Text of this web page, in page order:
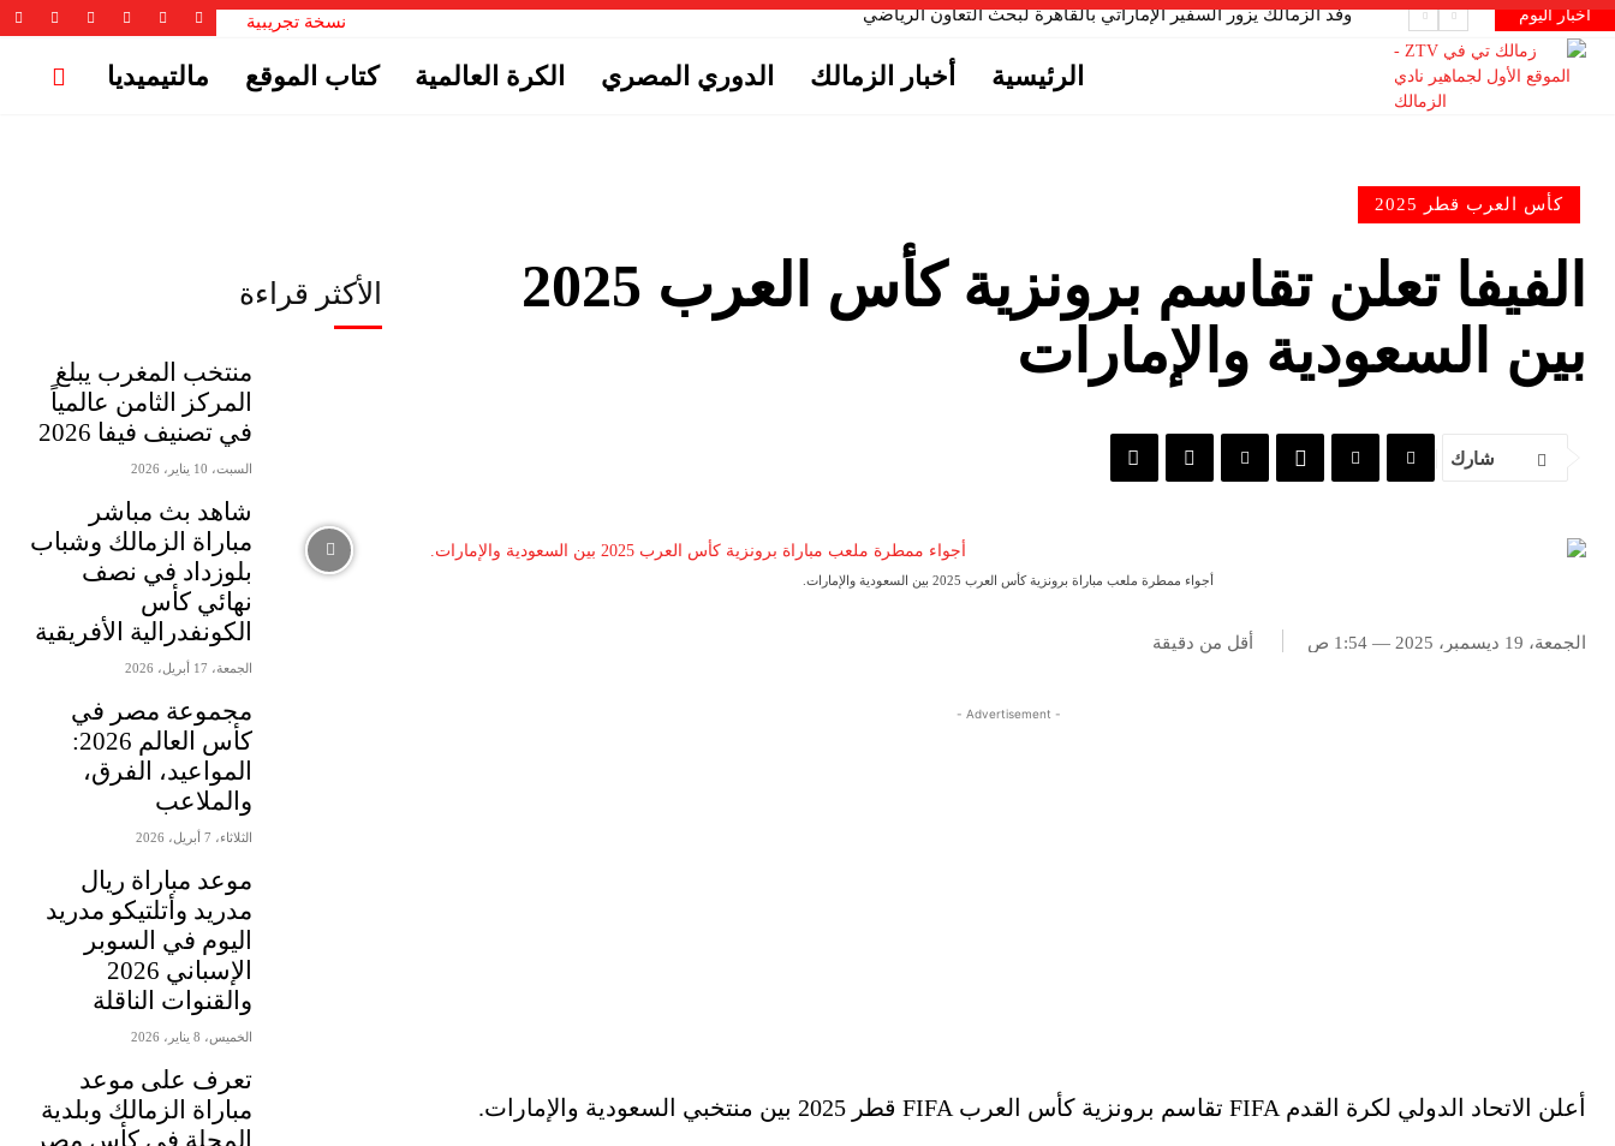
نسخة تجريبية أخبار اليوم وفد الزمالك يزور السفير الإماراتي بالقاهرة لبحث التعاون الرياضي
الرئيسية أخبار الزمالك الدوري المصري الكرة العالمية كتاب الموقع مالتيميديا
الأكثر قراءة
منتخب المغرب يبلغ
المركز الثامن عالمياً
في تصنيف فيفا 2026
السبت، 10 يناير، 2026
شاهد بث مباشر
مباراة الزمالك وشباب
بلوزداد في نصف
نهائي كأس
الكونفدرالية الأفريقية
الجمعة، 17 أبريل، 2026
مجموعة مصر في
كأس العالم 2026:
المواعيد، الفرق،
والملاعب
الثلاثاء، 7 أبريل، 2026
موعد مباراة ريال
مدريد وأتلتيكو مدريد
اليوم في السوبر
الإسباني 2026
والقنوات الناقلة
الخميس، 8 يناير، 2026
تعرف على موعد
مباراة الزمالك وبلدية
المحلة في كأس مصر
كأس العرب قطر 2025
الفيفا تعلن تقاسم برونزية كأس العرب 2025
بين السعودية والإمارات
شارك
أجواء ممطرة ملعب مباراة برونزية كأس العرب 2025 بين السعودية والإمارات.
الجمعة، 19 ديسمبر، 2025 — 1:54 ص أقل من دقيقة
- Advertisement -
أعلن الاتحاد الدولي لكرة القدم FIFA تقاسم برونزية كأس العرب FIFA قطر 2025 بين منتخبي السعودية والإمارات.